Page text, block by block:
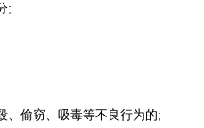
;
偷窃、吸毒等不良行为的;